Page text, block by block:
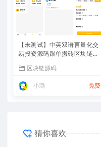
【未测试】中英双语言量化交
易投资源码跟单搬砖区块链交
+后端PHP
区块链源码
小璐 免费
猜你喜欢